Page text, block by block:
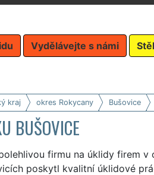
Vydělávejte s námi
kraj okres Rokycany Bušovice
BUŠOVICE
firmu na úklidy firem
poskytl kvalitní úklidové